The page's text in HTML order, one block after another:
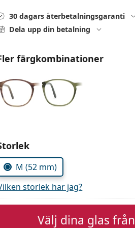
30 dagars återbetalningsgaranti
Dela upp din betalning
färgkombinationer
parametrar
M (52 mm)
storlek har jag?
Välj dina glas från